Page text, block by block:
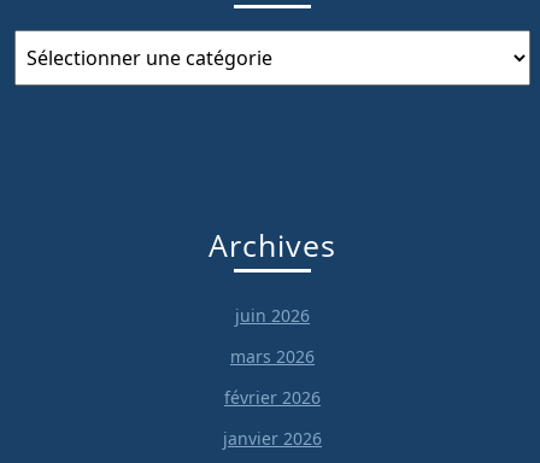
Catégories
Archives
juin 2026
mars 2026
février 2026
janvier 2026